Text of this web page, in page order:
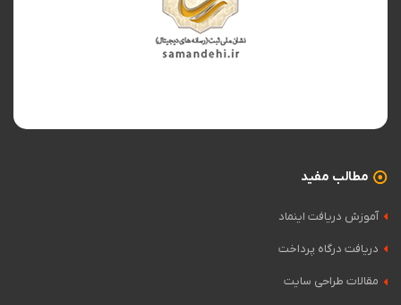
مطالب مفید
آموزش دریافت اینماد
دریافت درگاه پرداخت
مقالات طراحی سایت